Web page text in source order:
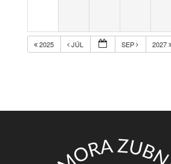
2025 JÚL SEP 2027